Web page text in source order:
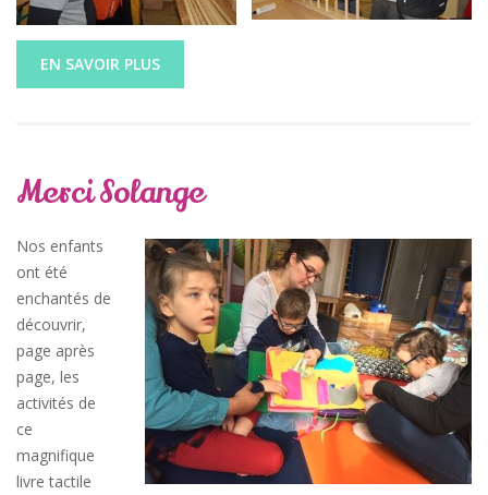
EN SAVOIR PLUS
Merci Solange
Nos enfants
ont été
enchantés de
découvrir,
page après
page, les
activités de
ce
magnifique
livre tactile